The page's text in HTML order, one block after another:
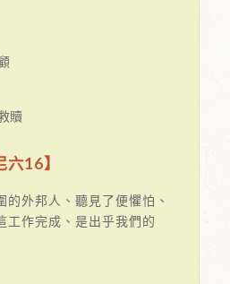
贖
16】
的外邦人、聽見了便懼怕、
工作完成、是出乎我們的